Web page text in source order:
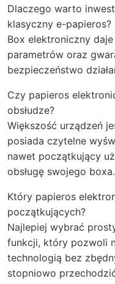
Dlaczego warto
klasyczny e-papieros?
Box elektroniczny
parametrów oraz
bezpieczeństwo
Czy papieros
obsłudze?
Większość urządzeń
posiada czytelne
nawet początkujący
obsługę swojego boxa.
Który papieros
początkujących?
Najlepiej wybrać
funkcji, który pozwoli
technologią bez
stopniowo